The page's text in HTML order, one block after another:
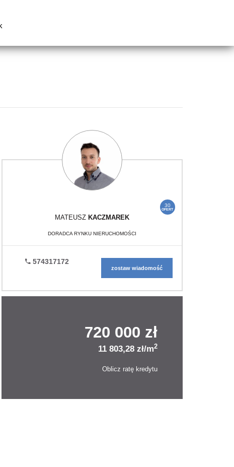
30
OFERT
MATEUSZ KACZMAREK
DORADCA RYNKU NIERUCHOMOŚCI
574317172
zostaw wiadomość
720 000 zł
11 803,28 zł/m2
Oblicz ratę kredytu